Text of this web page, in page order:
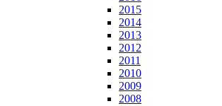
2015
2014
2013
2012
2011
2010
2009
2008